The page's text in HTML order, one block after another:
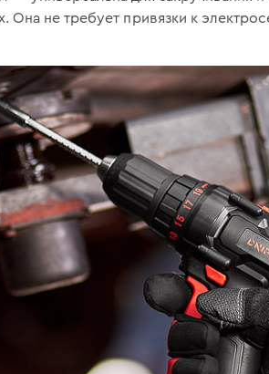
Она не требует привязки к